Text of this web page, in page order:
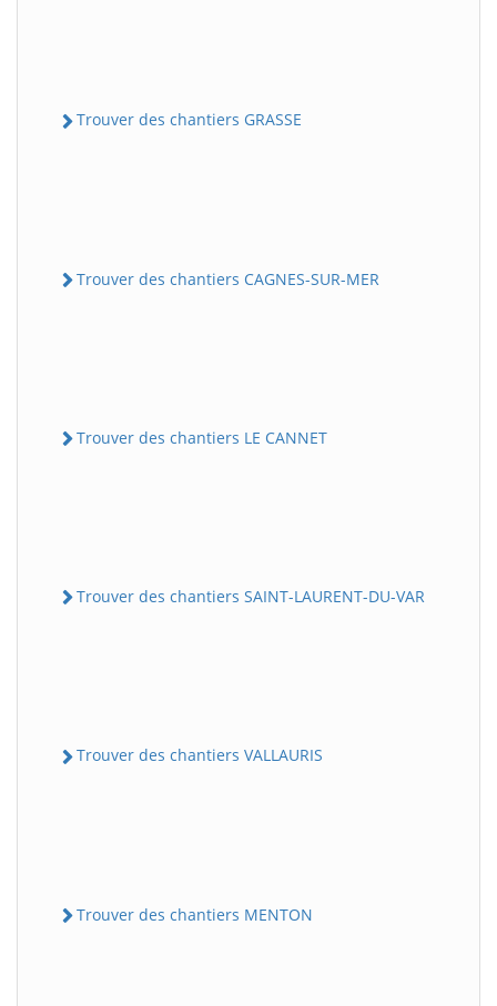
Trouver des chantiers GRASSE
Trouver des chantiers CAGNES-SUR-MER
Trouver des chantiers LE CANNET
Trouver des chantiers SAINT-LAURENT-DU-VAR
Trouver des chantiers VALLAURIS
Trouver des chantiers MENTON